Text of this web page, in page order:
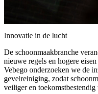
Innovatie in de lucht
De schoonmaakbranche
nieuwe regels en hogere
Vebego onderzoeken we de
gevelreiniging, zodat
veiliger en toekomstbestendig